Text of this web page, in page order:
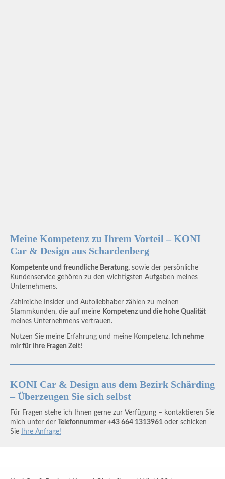
Meine Kompetenz zu Ihrem Vorteil – KONI
Car & Design aus Schardenberg
Kompetente und freundliche Beratung, sowie der persönliche
Kundenservice gehören zu den wichtigsten Aufgaben meines
Unternehmens.
Zahlreiche Insider und Autoliebhaber zählen zu meinen
Stammkunden, die auf meine Kompetenz und die hohe Qualität
meines Unternehmens vertrauen.
Nutzen Sie meine Erfahrung und meine Kompetenz. Ich nehme
mir für Ihre Fragen Zeit!
KONI Car & Design aus dem Bezirk Schärding
– Überzeugen Sie sich selbst
Für Fragen stehe ich Ihnen gerne zur Verfügung – kontaktieren Sie
mich unter der
Telefonnummer +43 664 1313961 oder schicken
Sie
Ihre Anfrage!